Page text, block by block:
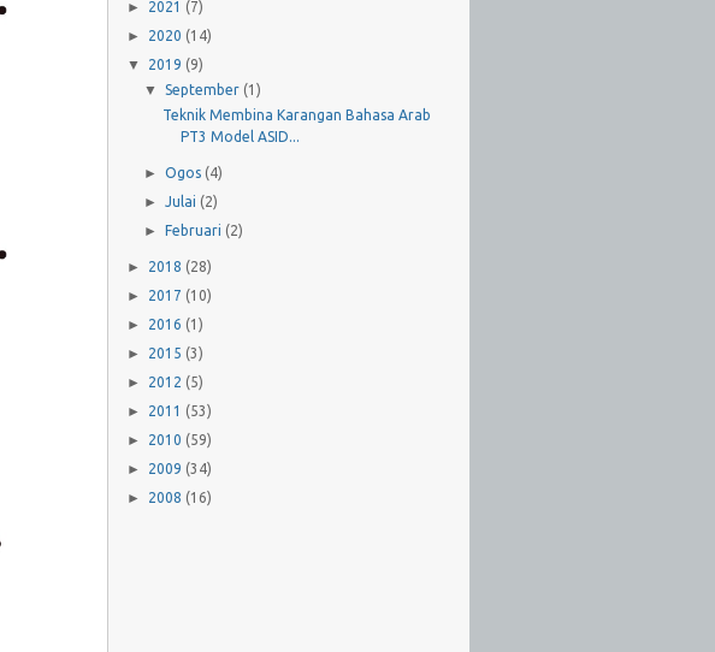
► 2021 (7)
► 2020 (14)
▼ 2019 (9)
▼September (1)
Teknik Membina Karangan Bahasa Arab
PT3 Model ASID...
►Ogos (4)
► Julai (2)
►Februari (2)
► 2018 (28)
► 2017 (10)
► 2016 (1)
► 2015 (3)
► 2012 (5)
► 2011 (53)
► 2010 (59)
► 2009 (34)
► 2008 (16)